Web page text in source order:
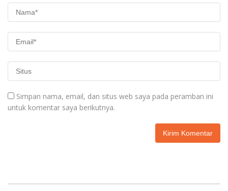
Simpan nama, email, dan situs web saya pada peramban ini
untuk komentar saya berikutnya.